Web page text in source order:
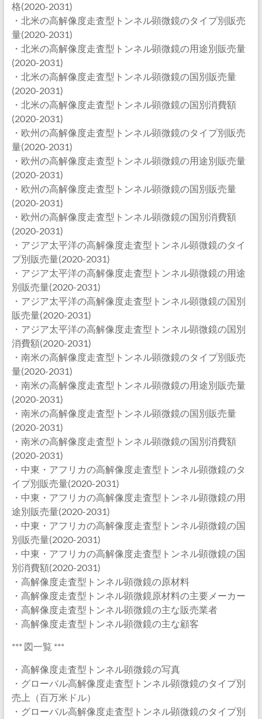
格(2020-2031)
・北米の高解像度走査型トンネル顕微鏡のタイプ別販売
量(2020-2031)
・北米の高解像度走査型トンネル顕微鏡の用途別販売量
(2020-2031)
・北米の高解像度走査型トンネル顕微鏡の国別販売量
(2020-2031)
・北米の高解像度走査型トンネル顕微鏡の国別消費額
(2020-2031)
・欧州の高解像度走査型トンネル顕微鏡のタイプ別販売
量(2020-2031)
・欧州の高解像度走査型トンネル顕微鏡の用途別販売量
(2020-2031)
・欧州の高解像度走査型トンネル顕微鏡の国別販売量
(2020-2031)
・欧州の高解像度走査型トンネル顕微鏡の国別消費額
(2020-2031)
・アジア太平洋の高解像度走査型トンネル顕微鏡のタイ
プ別販売量(2020-2031)
・アジア太平洋の高解像度走査型トンネル顕微鏡の用途
別販売量(2020-2031)
・アジア太平洋の高解像度走査型トンネル顕微鏡の国別
販売量(2020-2031)
・アジア太平洋の高解像度走査型トンネル顕微鏡の国別
消費額(2020-2031)
・南米の高解像度走査型トンネル顕微鏡のタイプ別販売
量(2020-2031)
・南米の高解像度走査型トンネル顕微鏡の用途別販売量
(2020-2031)
・南米の高解像度走査型トンネル顕微鏡の国別販売量
(2020-2031)
・南米の高解像度走査型トンネル顕微鏡の国別消費額
(2020-2031)
・中東・アフリカの高解像度走査型トンネル顕微鏡のタ
イプ別販売量(2020-2031)
・中東・アフリカの高解像度走査型トンネル顕微鏡の用
途別販売量(2020-2031)
・中東・アフリカの高解像度走査型トンネル顕微鏡の国
別販売量(2020-2031)
・中東・アフリカの高解像度走査型トンネル顕微鏡の国
別消費額(2020-2031)
・高解像度走査型トンネル顕微鏡の原材料
・高解像度走査型トンネル顕微鏡原材料の主要メーカー
・高解像度走査型トンネル顕微鏡の主な販売業者
・高解像度走査型トンネル顕微鏡の主な顧客
*** 図一覧 ***
・高解像度走査型トンネル顕微鏡の写真
・グローバル高解像度走査型トンネル顕微鏡のタイプ別
売上（百万米ドル）
・グローバル高解像度走査型トンネル顕微鏡のタイプ別